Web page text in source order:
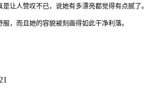
让人赞叹不已，说她有多漂亮都觉得有点腻了。
，而且她的容貌被刻画得如此干净利落。